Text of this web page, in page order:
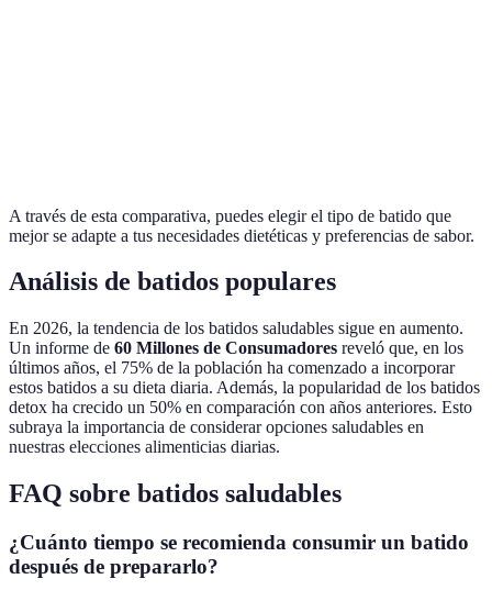
A través de esta comparativa, puedes elegir el tipo de batido que
mejor se adapte a tus necesidades dietéticas y preferencias de sabor.
Análisis de batidos populares
En 2026, la tendencia de los batidos saludables sigue en aumento.
Un informe de 60 Millones de Consumadores reveló que, en los
últimos años, el 75% de la población ha comenzado a incorporar
estos batidos a su dieta diaria. Además, la popularidad de los batidos
detox ha crecido un 50% en comparación con años anteriores. Esto
subraya la importancia de considerar opciones saludables en
nuestras elecciones alimenticias diarias.
FAQ sobre batidos saludables
¿Cuánto tiempo se recomienda consumir un batido
después de prepararlo?